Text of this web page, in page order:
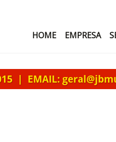
HOME EMPRESA